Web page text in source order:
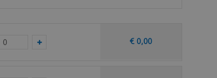
€ 0,00